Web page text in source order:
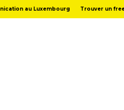
au Luxembourg Trouver un